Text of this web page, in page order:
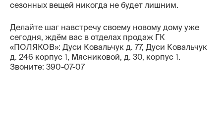
сезонных вещей никогда не будет лишним.
Делайте шаг навстречу своему новому дому уже
сегодня, ждём вас в отделах продаж ГК
«ПОЛЯКОВ»: Дуси Ковальчук д. 77, Дуси Ковальчук
д. 246 корпус 1, Мясниковой, д. 30, корпус 1.
Звоните: 390-07-07